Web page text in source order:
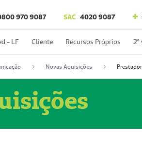
970 9087 SAC 4020 9087
- LF Cliente Recursos Próprios 2º
Novas Aquisições